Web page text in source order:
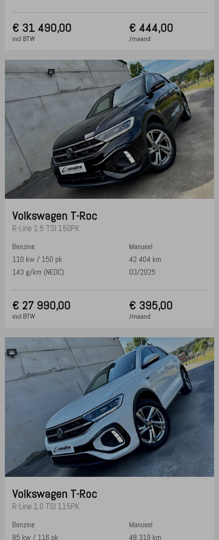
€ 31 490,00
incl BTW
€ 444,00
/maand
Volkswagen T-Roc
R-Line 1.5 TSI 150PK
Benzine
Manueel
110 kw / 150 pk
42 404 km
143 g/km (NEDC)
03/2025
€ 27 990,00
incl BTW
€ 395,00
/maand
Volkswagen T-Roc
R-Line 1.0 TSI 115PK
Benzine
Manueel
85 kw / 116 pk
48 319 km